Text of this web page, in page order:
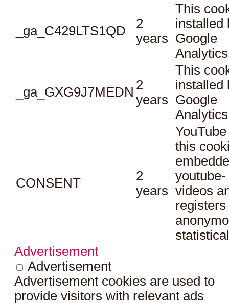
_ga_C429LTS1QD
2
years
This
installed
Google
_ga_GXG9J7MEDN 2
years
This
installed
Google
CONSENT
2
years
this
youtube-
videos
registers
Advertisement
Advertisement
Advertisement cookies are used to
provide visitors with relevant ads